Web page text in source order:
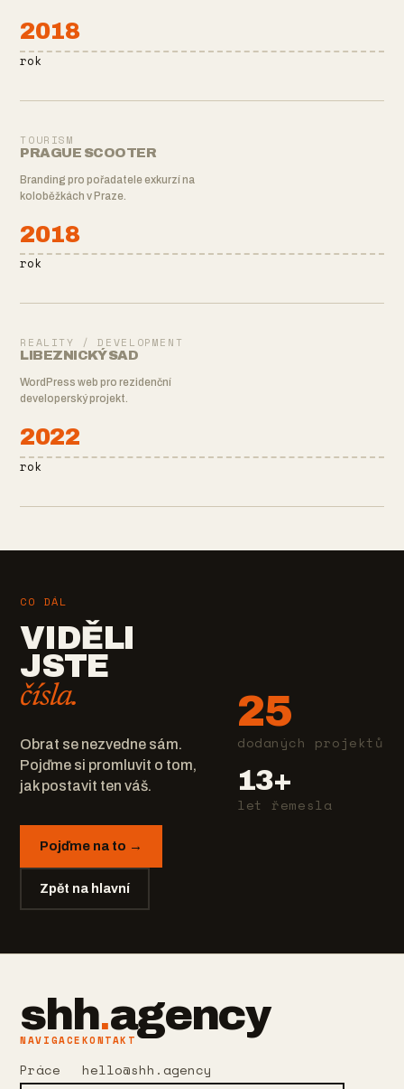
2018
rok
TOURISM
PRAGUE SCOOTER
Branding pro pořadatele exkurzí na
koloběžkách v Praze.
2018
rok
REALITY / DEVELOPMENT
LIBEZNICKÝ SAD
WordPress web pro rezidenční
developerský projekt.
2022
rok
CO DÁL
VIDĚLI
JSTE
čísla.
Obrat se nezvedne sám.
Pojďme si promluvit o tom,
jak postavit ten váš.
Pojďme na to →
Zpět na hlavní
25
dodaných projektů
13+
let řemesla
shh.agency
NAVIGACE
Práce
KONTAKT
hello@shh.agency